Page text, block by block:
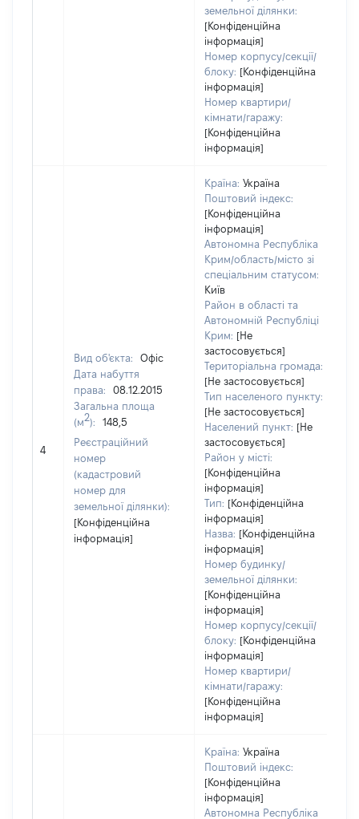
земельної ділянки:
[Конфіденційна
інформація]
Номер корпусу/секції/
блоку: [Конфіденційна
інформація]
Номер квартири/
кімнати/гаражу:
[Конфіденційна
інформація]
4
Вид об'єкта:
Офіс
Дата набуття
права:
08.12.2015
Загальна площа
(м2):
148,5
Реєстраційний
номер
(кадастровий
номер для
земельної ділянки):
[Конфіденційна
інформація]
Країна: Україна
Поштовий індекс:
[Конфіденційна
інформація]
Автономна Республіка
Крим/область/місто зі
спеціальним статусом:
Київ
Район в області та
Автономній Республіці
Крим: [Не
застосовується]
Територіальна громада:
[Не застосовується]
Тип населеного пункту:
[Не застосовується]
Населений пункт: [Не
застосовується]
Район у місті:
[Конфіденційна
інформація]
Тип: [Конфіденційна
інформація]
Назва: [Конфіденційна
інформація]
Номер будинку/
земельної ділянки:
[Конфіденційна
інформація]
Номер корпусу/секції/
блоку: [Конфіденційна
інформація]
Номер квартири/
кімнати/гаражу:
[Конфіденційна
інформація]
Країна: Україна
Поштовий індекс:
[Конфіденційна
інформація]
Автономна Республіка